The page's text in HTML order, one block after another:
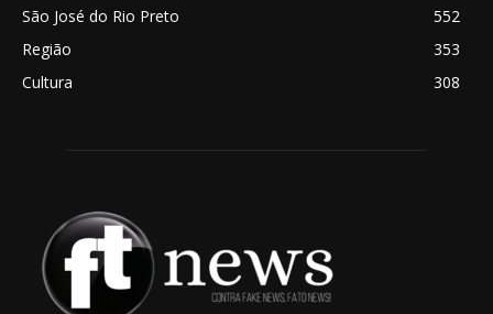
São José do Rio Preto
552
Região
353
Cultura
308